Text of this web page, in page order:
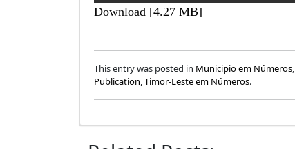
Download [4.27 MB]
This entry was posted in Municipio em Números,
Publication,Timor-Leste em Números.